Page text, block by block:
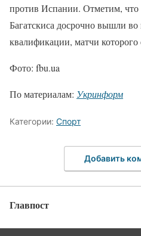
против Испании. Отметим,
Багатскиса досрочно вышли во
квалификации, матчи которого
Фото: fbu.ua
По материалам: Укринформ
Категории: Спорт
Добавить
Главпост